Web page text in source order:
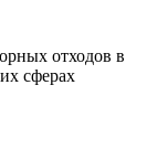
отходов в
сферах